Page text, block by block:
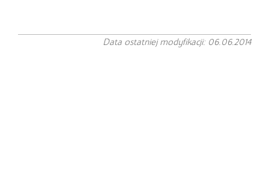
Data ostatniej modyfikacji: 06.06.2014